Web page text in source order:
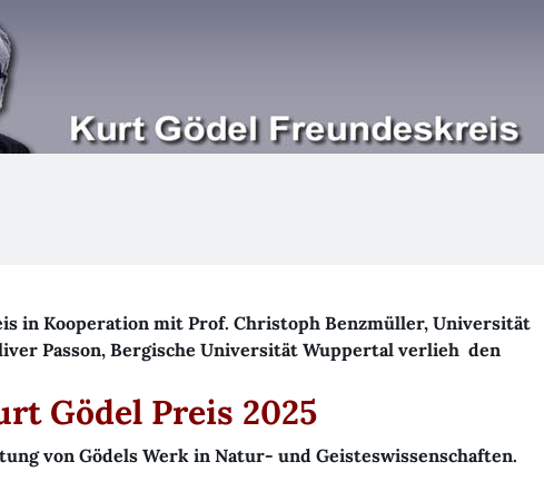
Freundeskreis
in Kooperation mit Prof. Christoph Benzmüller, Universität
Passon, Bergische Universität Wuppertal verlieh den
Gödel Preis 2025
von Gödels Werk in Natur- und Geisteswissenschaften.